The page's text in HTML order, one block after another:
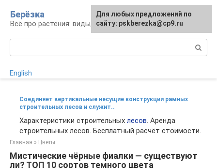
контенту
Берёзка
Всё про растения: виды, выращивание, уход
English
Соединяет вертикальные несущие конструкции рамных
строительных лесов и служит..
Характеристики строительных лесов. Аренда
строительных лесов. Бесплатный расчёт стоимости.
Главная » Цветы
Мистические чёрные фиалки — существуют
ли? ТОП 10 сортов темного цвета
Для любых предложений по
сайту: pskberezka@cp9.ru